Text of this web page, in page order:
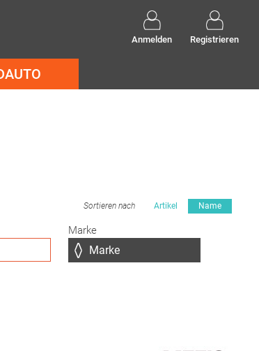
Anmelden Registrieren
Sortieren nach Artikel Name
Marke